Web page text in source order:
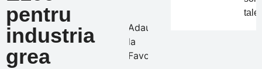
pentru
industria
grea
Adauga
la
Favorite
tale